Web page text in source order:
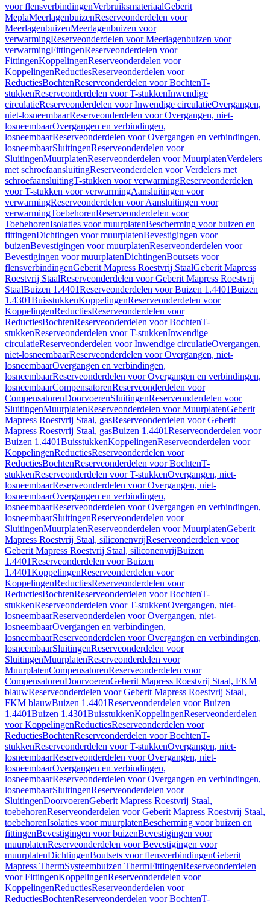
voor flensverbindingenVerbruiksmateriaalGeberit
MeplaMeerlagenbuizenReserveonderdelen voor
MeerlagenbuizenMeerlagenbuizen voor
verwarmingReserveonderdelen voor Meerlagenbuizen voor
verwarmingFittingenReserveonderdelen voor
FittingenKoppelingenReserveonderdelen voor
KoppelingenReductiesReserveonderdelen voor
ReductiesBochtenReserveonderdelen voor BochtenT-
stukkenReserveonderdelen voor T-stukkenInwendige
circulatieReserveonderdelen voor Inwendige circulatieOvergangen,
niet-losneembaarReserveonderdelen voor Overgangen, niet-
losneembaarOvergangen en verbindingen,
losneembaarReserveonderdelen voor Overgangen en verbindingen,
losneembaarSluitingenReserveonderdelen voor
SluitingenMuurplatenReserveonderdelen voor MuurplatenVerdelers
met schroefaansluitingReserveonderdelen voor Verdelers met
schroefaansluitingT-stukken voor verwarmingReserveonderdelen
voor T-stukken voor verwarmingAansluitingen voor
verwarmingReserveonderdelen voor Aansluitingen voor
verwarmingToebehorenReserveonderdelen voor
ToebehorenIsolaties voor muurplatenBescherming voor buizen en
fittingenDichtingen voor muurplatenBevestigingen voor
buizenBevestigingen voor muurplatenReserveonderdelen voor
Bevestigingen voor muurplatenDichtingenBoutsets voor
flensverbindingenGeberit Mapress Roestvrij StaalGeberit Mapress
Roestvrij StaalReserveonderdelen voor Geberit Mapress Roestvrij
StaalBuizen 1.4401Reserveonderdelen voor Buizen 1.4401Buizen
1.4301BuisstukkenKoppelingenReserveonderdelen voor
KoppelingenReductiesReserveonderdelen voor
ReductiesBochtenReserveonderdelen voor BochtenT-
stukkenReserveonderdelen voor T-stukkenInwendige
circulatieReserveonderdelen voor Inwendige circulatieOvergangen,
niet-losneembaarReserveonderdelen voor Overgangen, niet-
losneembaarOvergangen en verbindingen,
losneembaarReserveonderdelen voor Overgangen en verbindingen,
losneembaarCompensatorenReserveonderdelen voor
CompensatorenDoorvoerenSluitingenReserveonderdelen voor
SluitingenMuurplatenReserveonderdelen voor MuurplatenGeberit
Mapress Roestvrij Staal, gasReserveonderdelen voor Geberit
Mapress Roestvrij Staal, gasBuizen 1.4401Reserveonderdelen voor
Buizen 1.4401BuisstukkenKoppelingenReserveonderdelen voor
KoppelingenReductiesReserveonderdelen voor
ReductiesBochtenReserveonderdelen voor BochtenT-
stukkenReserveonderdelen voor T-stukkenOvergangen, niet-
losneembaarReserveonderdelen voor Overgangen, niet-
losneembaarOvergangen en verbindingen,
losneembaarReserveonderdelen voor Overgangen en verbindingen,
losneembaarSluitingenReserveonderdelen voor
SluitingenMuurplatenReserveonderdelen voor MuurplatenGeberit
Mapress Roestvrij Staal, siliconenvrijReserveonderdelen voor
Geberit Mapress Roestvrij Staal, siliconenvrijBuizen
1.4401Reserveonderdelen voor Buizen
1.4401KoppelingenReserveonderdelen voor
KoppelingenReductiesReserveonderdelen voor
ReductiesBochtenReserveonderdelen voor BochtenT-
stukkenReserveonderdelen voor T-stukkenOvergangen, niet-
losneembaarReserveonderdelen voor Overgangen, niet-
losneembaarOvergangen en verbindingen,
losneembaarReserveonderdelen voor Overgangen en verbindingen,
losneembaarSluitingenReserveonderdelen voor
SluitingenMuurplatenReserveonderdelen voor
MuurplatenCompensatorenReserveonderdelen voor
CompensatorenDoorvoerenGeberit Mapress Roestvrij Staal, FKM
blauwReserveonderdelen voor Geberit Mapress Roestvrij Staal,
FKM blauwBuizen 1.4401Reserveonderdelen voor Buizen
1.4401Buizen 1.4301BuisstukkenKoppelingenReserveonderdelen
voor KoppelingenReductiesReserveonderdelen voor
ReductiesBochtenReserveonderdelen voor BochtenT-
stukkenReserveonderdelen voor T-stukkenOvergangen, niet-
losneembaarReserveonderdelen voor Overgangen, niet-
losneembaarOvergangen en verbindingen,
losneembaarReserveonderdelen voor Overgangen en verbindingen,
losneembaarSluitingenReserveonderdelen voor
SluitingenDoorvoerenGeberit Mapress Roestvrij Staal,
toebehorenReserveonderdelen voor Geberit Mapress Roestvrij Staal,
toebehorenIsolaties voor muurplatenBescherming voor buizen en
fittingenBevestigingen voor buizenBevestigingen voor
muurplatenReserveonderdelen voor Bevestigingen voor
muurplatenDichtingenBoutsets voor flensverbindingenGeberit
Mapress ThermSysteembuizen ThermFittingenReserveonderdelen
voor FittingenKoppelingenReserveonderdelen voor
KoppelingenReductiesReserveonderdelen voor
ReductiesBochtenReserveonderdelen voor BochtenT-